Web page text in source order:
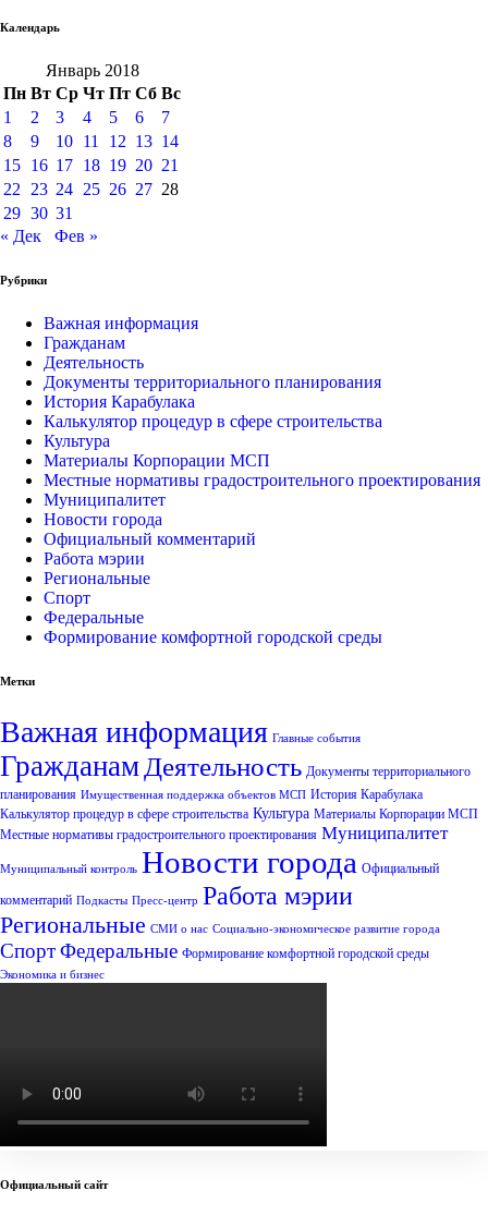
Календарь
Январь 2018
Пн Вт Ср Чт Пт Сб Вс
1
2 3 4 5 6
7
8
9 10 11 12 13 14
15 16 17 18 19 20 21
22
23 24 25 26 27 28
29 30 31
« Дек
Фев »
Рубрики
Важная информация
Гражданам
Деятельность
Документы территориального планирования
История Карабулака
Калькулятор процедур в сфере строительства
Культура
Материалы Корпорации МСП
Местные нормативы градостроительного проектирования
Муниципалитет
Новости города
Официальный комментарий
Работа мэрии
Региональные
Спорт
Федеральные
Формирование комфортной городской среды
Метки
Важная информация Главные события
Гражданам Деятельность Документы территориального
планирования Имущественная поддержка объектов МСП История Карабулака
Калькулятор процедур в сфере строительства Культура Материалы Корпорации МСП
Местные нормативы градостроительного проектирования Муниципалитет
Муниципальный контроль Новости города Официальный
комментарий Подкасты Пресс-центр Работа мэрии
Региональные СМИ о нас Социально-экономическое развитие города
СпортФедеральные Формирование комфортной городской среды
Экономика и бизнес
Официальный сайт